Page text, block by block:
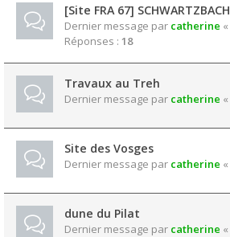
[Site FRA 67] SCHWARTZBACH
Dernier message par catherine «
Réponses : 18
Travaux au Treh
Dernier message par catherine «
Site des Vosges
Dernier message par catherine «
dune du Pilat
Dernier message par catherine «